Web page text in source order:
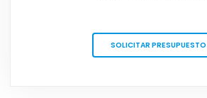
SOLICITAR PRESUPUESTO